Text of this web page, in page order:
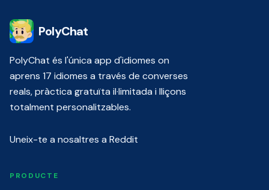
PolyChat
PolyChat és l'única app d'idiomes on
aprens 17 idiomes a través de converses
reals, pràctica gratuïta il·limitada i lliçons
totalment personalitzables.
Uneix-te a nosaltres a Reddit
PRODUCTE